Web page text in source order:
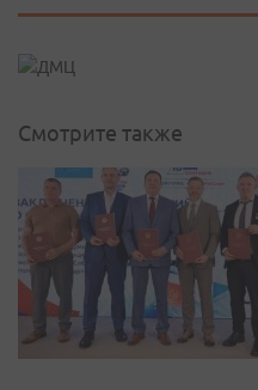
Смотрите также